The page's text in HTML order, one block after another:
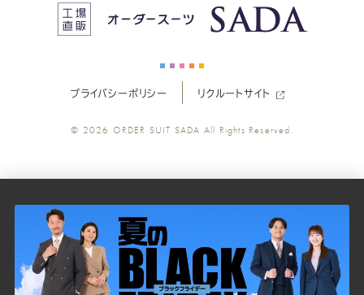
ス
ツ
の
公
ス
ー
の
公
ス
ー
ツ
の
公
ス
ツ
の
公
ス
ツ
の
公
プライバシーポリシー リクルートサイト
© 2026 ORDER SUIT SADA All Rights Reserved.